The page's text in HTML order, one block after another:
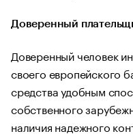
Доверенный
Доверенный человек
своего европейского
средства удобным
собственного
наличия надежного